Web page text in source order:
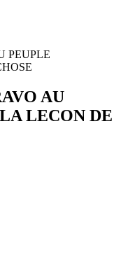
PEUPLE
AU
LECON DE